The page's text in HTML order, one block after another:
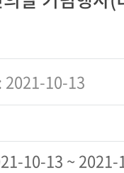
2021-10-13
10-13 ~ 2021-